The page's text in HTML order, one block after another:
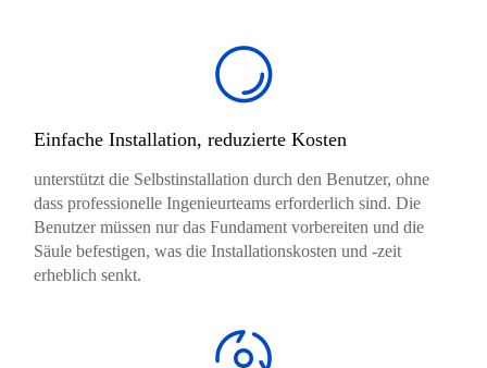
Einfache Installation, reduzierte Kosten
unterstützt die Selbstinstallation durch den Benutzer, ohne
dass professionelle Ingenieurteams erforderlich sind. Die
Benutzer müssen nur das Fundament vorbereiten und die
Säule befestigen, was die Installationskosten und -zeit
erheblich senkt.